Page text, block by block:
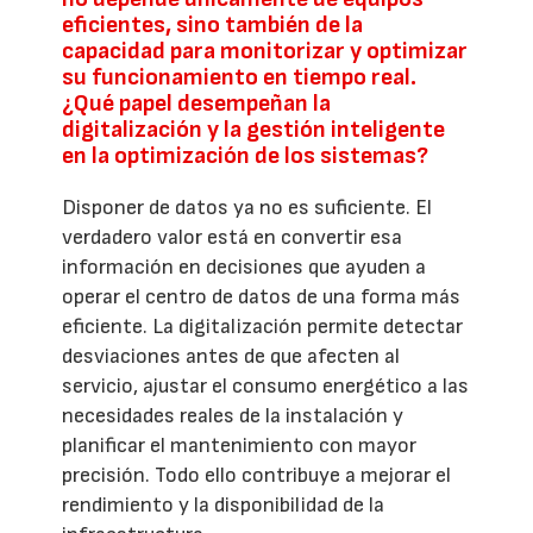
eficientes, sino también de la
capacidad para monitorizar y optimizar
su funcionamiento en tiempo real.
¿Qué papel desempeñan la
digitalización y la gestión inteligente
en la optimización de los sistemas?
Disponer de datos ya no es suficiente. El
verdadero valor está en convertir esa
información en decisiones que ayuden a
operar el centro de datos de una forma más
eficiente. La digitalización permite detectar
desviaciones antes de que afecten al
servicio, ajustar el consumo energético a las
necesidades reales de la instalación y
planificar el mantenimiento con mayor
precisión. Todo ello contribuye a mejorar el
rendimiento y la disponibilidad de la